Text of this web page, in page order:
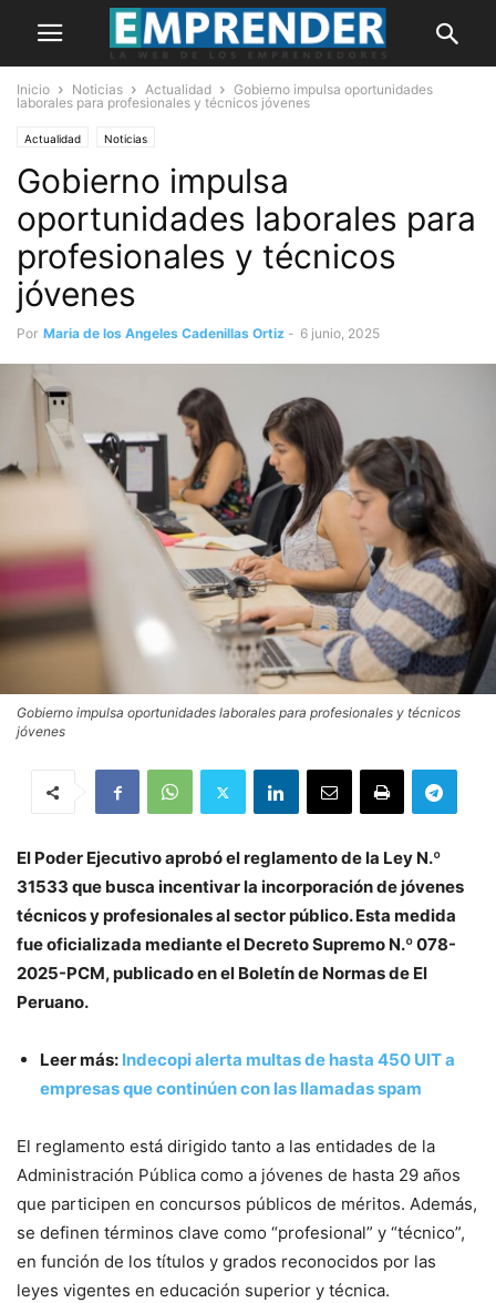
Inicio Noticias Actualidad
Gobierno impulsa oportunidades
laborales para profesionales y técnicos jóvenes
Actualidad Noticias
Gobierno impulsa
oportunidades laborales para
profesionales y técnicos
jóvenes
Por Maria de los Angeles Cadenillas Ortiz - 6 junio, 2025
Gobierno impulsa oportunidades laborales para profesionales y técnicos
jóvenes
El Poder Ejecutivo aprobó el reglamento de la Ley N.º
31533 que busca incentivar la incorporación de jóvenes
técnicos y profesionales al sector público. Esta medida
fue oficializada mediante el Decreto Supremo N.º 078-
2025-PCM, publicado en el Boletín de Normas de El
Peruano.
Leer más: Indecopi alerta multas de hasta 450 UIT a
empresas que continúen con las llamadas spam
El reglamento está dirigido tanto a las entidades de la
Administración Pública como a jóvenes de hasta 29 años
que participen en concursos públicos de méritos. Además,
se definen términos clave como “profesional” y “técnico”,
en función de los títulos y grados reconocidos por las
leyes vigentes en educación superior y técnica.